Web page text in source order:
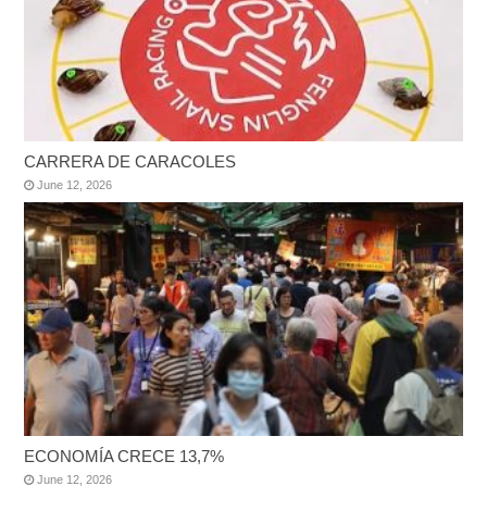
CARRERA DE CARACOLES
June 12, 2026
ECONOMÍA CRECE 13,7%
June 12, 2026